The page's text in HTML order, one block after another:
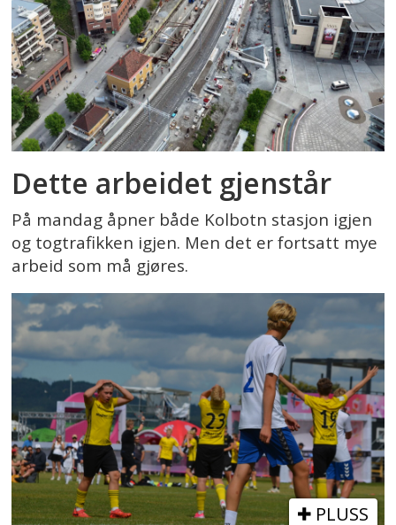
Dette arbeidet gjenstår
På mandag åpner både Kolbotn stasjon igjen
og togtrafikken igjen. Men det er fortsatt mye
arbeid som må gjøres.
PLUSS